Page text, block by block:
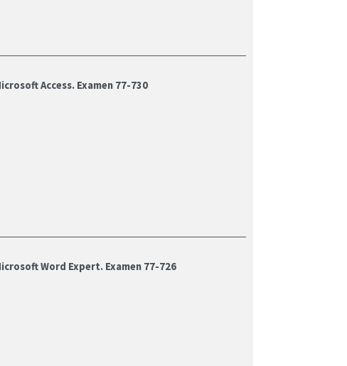
Access. Examen 77-730
Word Expert. Examen 77-726